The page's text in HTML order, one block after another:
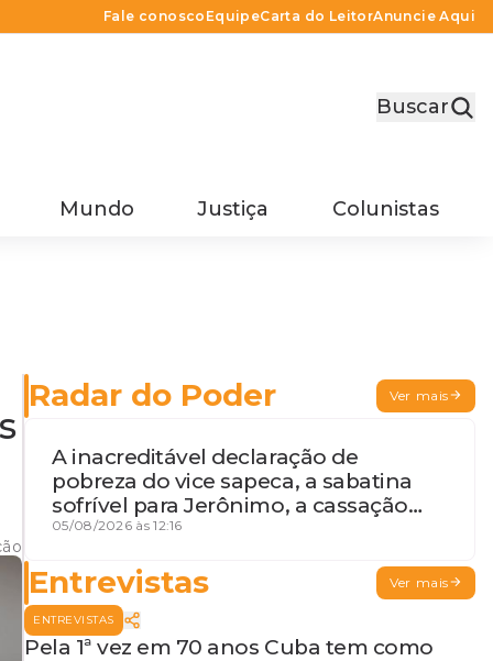
Fale conosco EquipeCarta do LeitorAnuncie Aqui
Buscar
Mundo Justiça Colunistas
Radar do Poder Ver mais
A inacreditável declaração de
pobreza do vice sapeca, a sabatina
sofrível para Jerônimo, a cassação
iminente da desembargadora e a
05/08/2026 às 12:16
Entrevistas Ver mais
ENTREVISTAS
Pela 1ª vez em 70 anos Cuba tem como